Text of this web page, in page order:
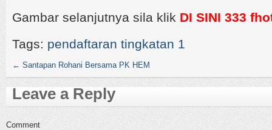
Gambar selanjutnya sila klik DI SINI 333
Tags: pendaftaran tingkatan 1
← Santapan Rohani Bersama PK HEM
Leave a Reply
Comment